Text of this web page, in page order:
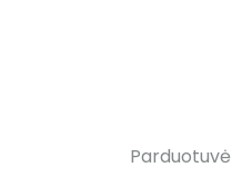
Parduotuvė